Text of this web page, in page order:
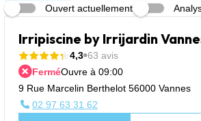
Ouvert actuellement
Irripiscine by Irrijardin
4,3 63 avis
FerméOuvre à 09:00
9 Rue Marcelin Berthelot 56000 Vannes
02 97 63 31 62